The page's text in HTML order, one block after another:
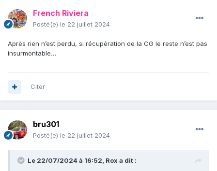
French Riviera
Posté(e) le 22 juillet 2024
Après rien n’est perdu, si récupération de la CG le reste n’est pas
insurmontable…
Citer
bru301
Posté(e) le 22 juillet 2024
Le 22/07/2024 à 16:52, Rox a dit :